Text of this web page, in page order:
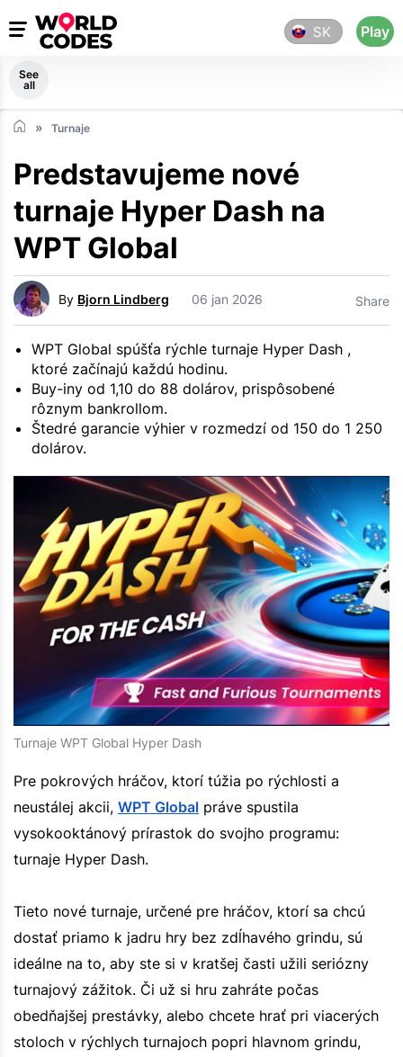
SK Play
See
all
Turnaje
Predstavujeme nové
turnaje Hyper Dash na
WPT Global
By Bjorn Lindberg 06 jan 2026 Share
WPT Global spúšťa rýchle turnaje Hyper Dash ,
ktoré začínajú každú hodinu.
Buy-iny od 1,10 do 88 dolárov, prispôsobené
rôznym bankrollom.
Štedré garancie výhier v rozmedzí od 150 do 1 250
dolárov.
Turnaje WPT Global Hyper Dash
Pre pokrových hráčov, ktorí túžia po rýchlosti a
neustálej akcii, WPT Global práve spustila
vysokooktánový prírastok do svojho programu:
turnaje Hyper Dash.
Tieto nové turnaje, určené pre hráčov, ktorí sa chcú
dostať priamo k jadru hry bez zdĺhavého grindu, sú
ideálne na to, aby ste si v kratšej časti užili seriózny
turnajový zážitok. Či už si hru zahráte počas
obedňajšej prestávky, alebo chcete hrať pri viacerých
stoloch v rýchlych turnajoch popri hlavnom grindu,